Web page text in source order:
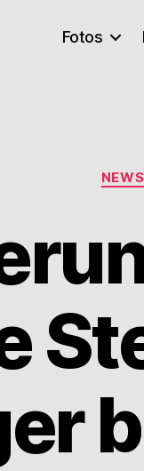
Fotos
NEWS